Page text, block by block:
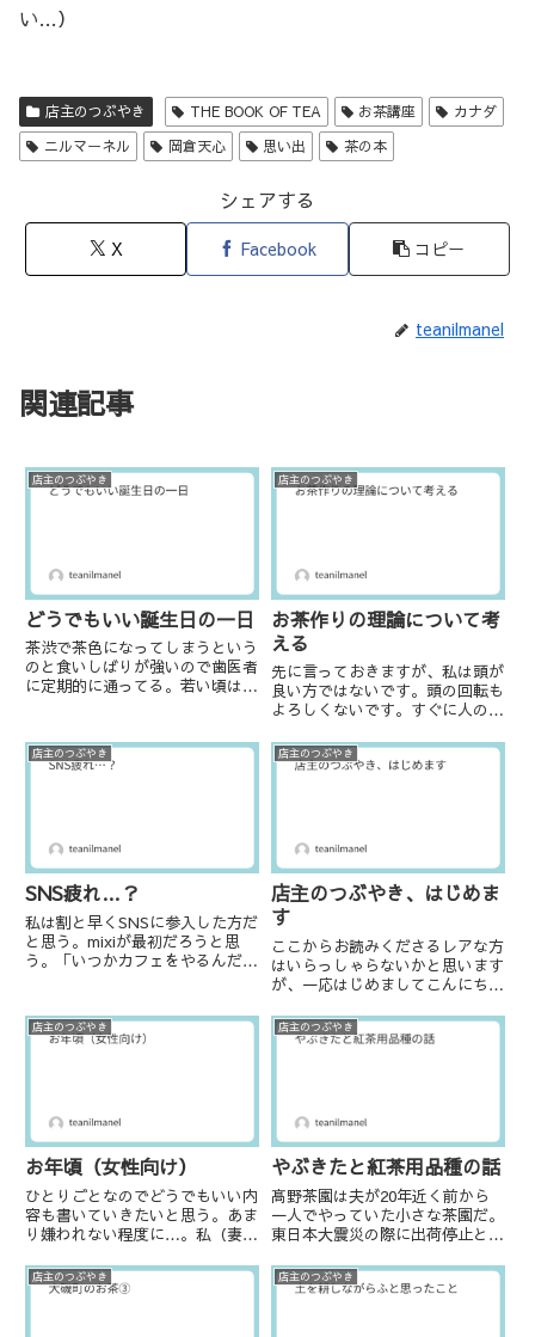
い…）
店主のつぶやき THE BOOK OF TEA お茶講座
カナダ
ニルマーネル
岡倉天心 思い出 茶の本
シェアする
X Facebook コピー
teanilmanel
関連記事
店主のつぶやき
どうでもいい誕生日の一日
茶渋で茶色になってしまうという
のと食いしばりが強いので歯医者
に定期的に通ってる。若い頃は
たけど、ここ数年は大人しく３ヶ
月ごとの定期検診に通ってる。1
店主のつぶやき
お茶作りの理論について考
える
先に言っておきますが、私は頭が
良い方ではないです。頭の回転も
よろしくないです。すぐに人の話
とも多々あります。人から聞いた
話をまるで自分で体験したことの
店主のつぶやき
SNS疲れ…？
私は割と早くSNSに参入した方だ
と思う。mixiが最初だろうと思
う。「いつかカフェをやるんだ」
会って今も近しい職種の人との付
き合いもある。一方、失敗も多く
店主のつぶやき
店主のつぶやき、はじめま
す
ここからお読みくださるレアな方
はいらっしゃらないかと思います
が、一応はじめましてこんにち
店ニルマーネル店主たかのゆきよ
です。そして一応自己紹介的には
店主のつぶやき
お年頃（女性向け）
ひとりごとなのでどうでもいい内
容も書いていきたいと思う。あま
り嫌われない程度に…。私（妻の
乗ろうとしている。女性の皆様が
誰しも通過する時期の真っ最中
店主のつぶやき
やぶきたと紅茶用品種の話
髙野茶園は夫が20年近く前から
一人でやっていた小さな茶園だ。
東日本大震災の際に出荷停止とな
はどん底に落ちた。息も絶え絶え
な状況を少し乗り越えた10年ほ
店主のつぶやき 店主のつぶやき